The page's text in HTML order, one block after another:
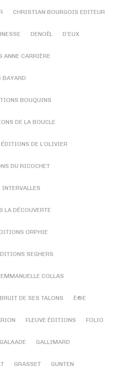
CHRISTIAN BOURGOIS EDITEUR
DENOËL D’EUX
ANNE CARRIÈRE
BAYARD
BOUQUINS
DE LA BOUCLE
ÉDITIONS DE L’OLIVIER
DU RICOCHET
LA DÉCOUVERTE
ORPHIE
SEGHERS
EMMANUELLE COLLAS
DE SES TALONS È®E
FLEUVE ÉDITIONS FOLIO
GALAADE GALLIMARD
GRASSET GUNTEN